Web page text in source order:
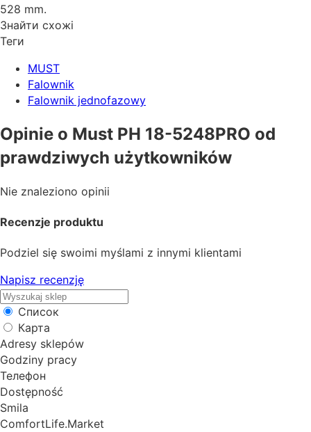
528 mm.
Знайти схожі
Теги
MUST
Falownik
Falownik jednofazowy
Opinie o Must PH 18-5248PRO od
prawdziwych użytkowników
Nie znaleziono opinii
Recenzje produktu
Podziel się swoimi myślami z innymi klientami
Napisz recenzję
Список
Карта
Adresy sklepów
Godziny pracy
Телефон
Dostępność
Smila
ComfortLife.Market